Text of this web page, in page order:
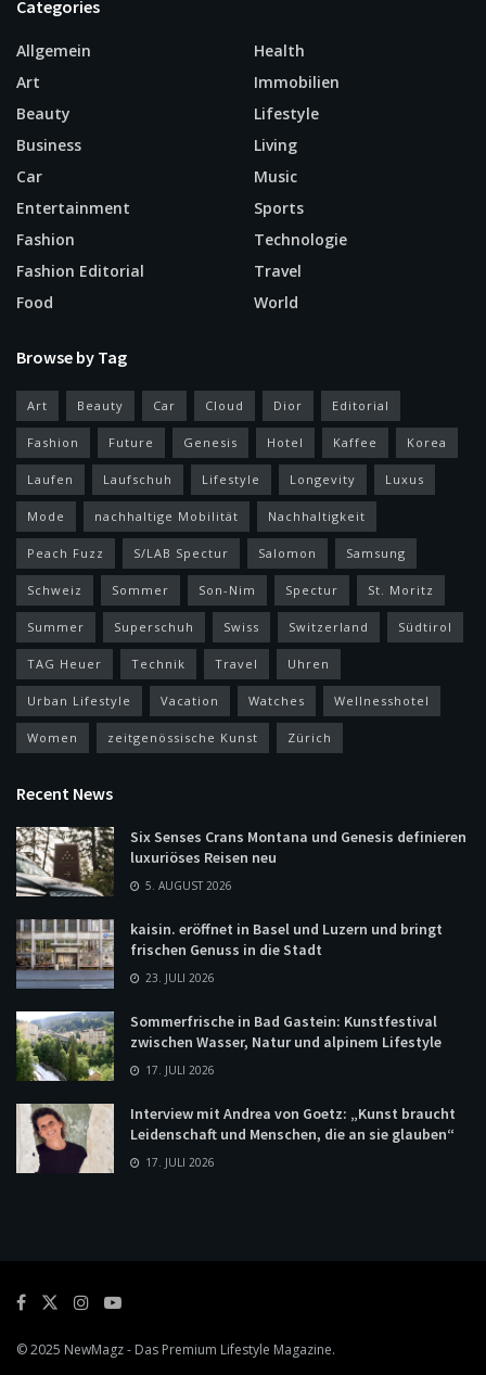
Categories
Allgemein
Art
Beauty
Business
Car
Entertainment
Fashion
Fashion Editorial
Food
Health
Immobilien
Lifestyle
Living
Music
Sports
Technologie
Travel
World
Browse by Tag
Art Beauty Car Cloud Dior Editorial
Fashion Future Genesis Hotel Kaffee Korea
Laufen Laufschuh Lifestyle Longevity Luxus
Mode nachhaltige Mobilität Nachhaltigkeit
Peach Fuzz S/LAB Spectur Salomon Samsung
Schweiz Sommer Son-Nim Spectur St. Moritz
Summer Superschuh Swiss Switzerland Südtirol
TAG Heuer Technik Travel Uhren
Urban Lifestyle Vacation Watches Wellnesshotel
Women zeitgenössische Kunst Zürich
Recent News
Six Senses Crans Montana und Genesis definieren
luxuriöses Reisen neu
5. AUGUST 2026
kaisin. eröffnet in Basel und Luzern und bringt
frischen Genuss in die Stadt
23. JULI 2026
Sommerfrische in Bad Gastein: Kunstfestival
zwischen Wasser, Natur und alpinem Lifestyle
17. JULI 2026
Interview mit Andrea von Goetz: „Kunst braucht
Leidenschaft und Menschen, die an sie glauben“
17. JULI 2026
© 2025 NewMagz- Das Premium Lifestyle Magazine.